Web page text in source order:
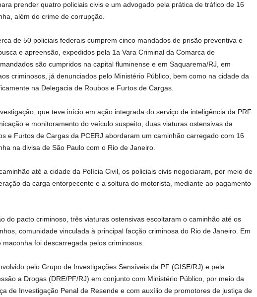
prender quatro policiais civis e um advogado pela prática de tráfico de 16
além do crime de corrupção.
de 50 policiais federais cumprem cinco mandados de prisão preventiva e
e apreensão, expedidos pela 1a Vara Criminal da Comarca de
são cumpridos na capital fluminense e em Saquarema/RJ, em
criminosos, já denunciados pelo Ministério Público, bem como na cidade da
na Delegacia de Roubos e Furtos de Cargas.
que teve início em ação integrada do serviço de inteligência da PRF
e monitoramento do veículo suspeito, duas viaturas ostensivas da
e Furtos de Cargas da PCERJ abordaram um caminhão carregado com 16
na divisa de São Paulo com o Rio de Janeiro.
até a cidade da Polícia Civil, os policiais civis negociaram, por meio de
da carga entorpecente e a soltura do motorista, mediante ao pagamento
do pacto criminoso, três viaturas ostensivas escoltaram o caminhão até os
comunidade vinculada à principal facção criminosa do Rio de Janeiro. Em
foi descarregada pelos criminosos.
pelo Grupo de Investigações Sensíveis da PF (GISE/RJ) e pela
a Drogas (DRE/PF/RJ) em conjunto com Ministério Público, por meio da
de Investigação Penal de Resende e com auxílio de promotores de justiça de